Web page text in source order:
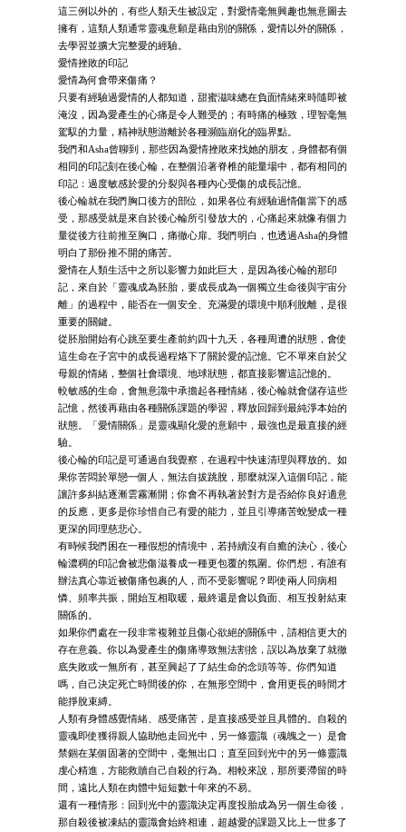
這三例以外的，有些人類天生被設定，對愛情毫無興趣也無意圖去
擁有，這類人類通常靈魂意願是藉由別的關係，愛情以外的關係，
去學習並擴大完整愛的經驗。
愛情挫敗的印記
愛情為何會帶來傷痛？
只要有經驗過愛情的人都知道，甜蜜滋味總在負面情緒來時隨即被
淹沒，因為愛產生的心痛是令人難受的；有時痛的極致，理智毫無
駕馭的力量，精神狀態游離於各種瀕臨崩化的臨界點。
我們和Asha曾聊到，那些因為愛情挫敗來找她的朋友，身體都有個
相同的印記刻在後心輪，在整個沿著脊椎的能量場中，都有相同的
印記：過度敏感於愛的分裂與各種內心受傷的成長記憶。
後心輪就在我們胸口後方的部位，如果各位有經驗過情傷當下的感
受，那感受就是來自於後心輪所引發放大的，心痛起來就像有個力
量從後方往前推至胸口，痛徹心扉。我們明白，也透過Asha的身體
明白了那份推不開的痛苦。
愛情在人類生活中之所以影響力如此巨大，是因為後心輪的那印
記，來自於「靈魂成為胚胎，要成長成為一個獨立生命後與宇宙分
離」的過程中，能否在一個安全、充滿愛的環境中順利脫離，是很
重要的關鍵。
從胚胎開始有心跳至要生產前約四十九天，各種周遭的狀態，會使
這生命在子宮中的成長過程烙下了關於愛的記憶。它不單來自於父
母親的情緒，整個社會環境、地球狀態，都直接影響這記憶的。
較敏感的生命，會無意識中承擔起各種情緒，後心輪就會儲存這些
記憶，然後再藉由各種關係課題的學習，釋放回歸到最純淨本始的
狀態。「愛情關係」是靈魂顯化愛的意願中，最強也是最直接的經
驗。
後心輪的印記是可通過自我覺察，在過程中快速清理與釋放的。如
果你苦悶於單戀一個人，無法自拔跳脫，那麼就深入這個印記，能
讓許多糾結逐漸雲霧漸開；你會不再執著於對方是否給你良好適意
的反應，更多是你珍惜自己有愛的能力，並且引導痛苦蛻變成一種
更深的同理慈悲心。
有時候我們困在一種假想的情境中，若持續沒有自癒的決心，後心
輪濃稠的印記會被悲傷滋養成一種更包覆的氛圍。你們想，有誰有
辦法真心靠近被傷痛包裹的人，而不受影響呢？即使兩人同病相
憐、頻率共振，開始互相取暖，最終還是會以負面、相互投射結束
關係的。
如果你們處在一段非常複雜並且傷心欲絕的關係中，請相信更大的
存在意義。你以為愛產生的傷痛導致無法割捨，誤以為放棄了就徹
底失敗或一無所有，甚至興起了了結生命的念頭等等。你們知道
嗎，自己決定死亡時間後的你，在無形空間中，會用更長的時間才
能掙脫束縛。
人類有身體感覺情緒、感受痛苦，是直接感受並且具體的。自殺的
靈魂即使獲得親人協助他走回光中，另一條靈識（魂魄之一）是會
禁錮在某個固著的空間中，毫無出口；直至回到光中的另一條靈識
虔心精進，方能救贖自己自殺的行為。相較來說，那所要滯留的時
間，遠比人類在肉體中短短數十年來的不易。
還有一種情形：回到光中的靈識決定再度投胎成為另一個生命後，
那自殺後被凍結的靈識會始終相連，超越愛的課題又比上一世多了